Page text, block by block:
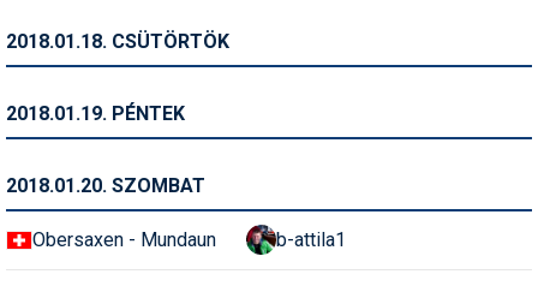
Snowboardfelszerelés
Szakértők
Szánkó
2018.01.18. CSÜTÖRTÖK
2018.01.19. PÉNTEK
2018.01.20. SZOMBAT
Obersaxen - Mundaun b-attila1